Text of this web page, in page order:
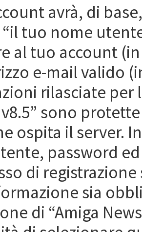
avrà, di
tuo nome
al tuo account
e-mail valido
rilasciate per
sono
ospita il server.
password
di registrazione
sia
di “Amiga